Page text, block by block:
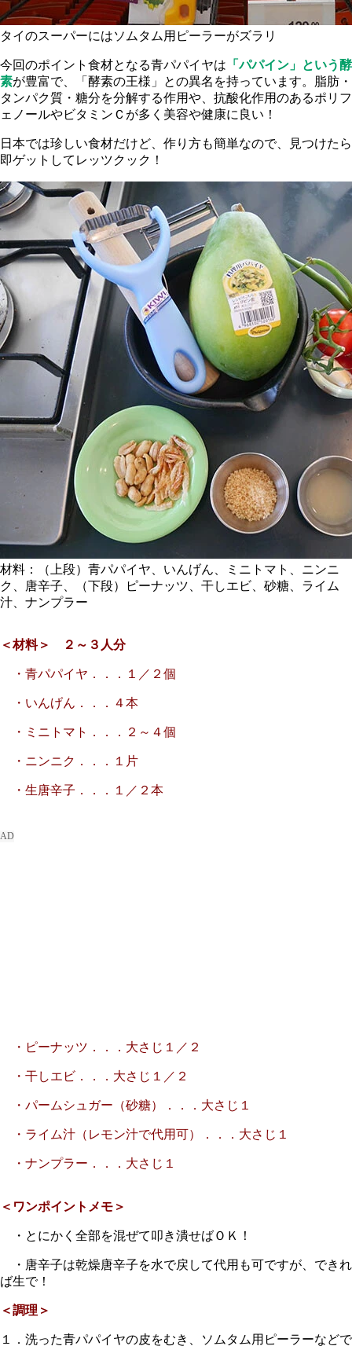
タイのスーパーにはソムタム用ピーラーがズラリ
今回のポイント食材となる青パパイヤは 「パパイン」という酵
素が豊富で、「酵素の王様」との異名を持っています。脂肪・
タンパク質・糖分を分解する作用や、抗酸化作用のあるポリフ
ェノールやビタミンＣが多く美容や健康に良い！
日本では珍しい食材だけど、作り方も簡単なので、見つけたら
即ゲットしてレッツクック！
材料：（上段）青パパイヤ、いんげん、ミニトマト、ニンニ
ク、唐辛子、（下段）ピーナッツ、干しエビ、砂糖、ライム
汁、ナンプラー
＜材料＞ ２～３人分
・青パパイヤ．．．１／２個
・いんげん．．．４本
・ミニトマト．．．２～４個
・ニンニク．．．１片
・生唐辛子．．．１／２本
・ピーナッツ．．．大さじ１／２
・干しエビ．．．大さじ１／２
・パームシュガー（砂糖）．．．大さじ１
・ライム汁（レモン汁で代用可）．．．大さじ１
・ナンプラー．．．大さじ１
＜ワンポイントメモ＞
・とにかく全部を混ぜて叩き潰せばＯＫ！
・唐辛子は乾燥唐辛子を水で戻して代用も可ですが、できれ
ば生で！
＜調理＞
１．洗った青パパイヤの皮をむき、ソムタム用ピーラーなどで